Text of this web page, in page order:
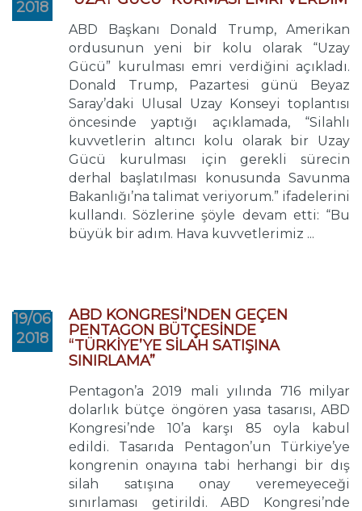
2018
ABD Başkanı Donald Trump, Amerikan
ordusunun yeni bir kolu olarak “Uzay
Gücü” kurulması emri verdiğini açıkladı.
Donald Trump, Pazartesi günü Beyaz
Saray’daki Ulusal Uzay Konseyi toplantısı
öncesinde yaptığı açıklamada, “Silahlı
kuvvetlerin altıncı kolu olarak bir Uzay
Gücü kurulması için gerekli sürecin
derhal başlatılması konusunda Savunma
Bakanlığı’na talimat veriyorum.” ifadelerini
kullandı. Sözlerine şöyle devam etti: “Bu
büyük bir adım. Hava kuvvetlerimiz ...
19/06
2018
ABD KONGRESİ’NDEN GEÇEN
PENTAGON BÜTÇESİNDE
“TÜRKİYE’YE SİLAH SATIŞINA
SINIRLAMA”
Pentagon’a 2019 mali yılında 716 milyar
dolarlık bütçe öngören yasa tasarısı, ABD
Kongresi’nde 10’a karşı 85 oyla kabul
edildi. Tasarıda Pentagon’un Türkiye’ye
kongrenin onayına tabi herhangi bir dış
silah satışına onay veremeyeceği
sınırlaması getirildi. ABD Kongresi’nde